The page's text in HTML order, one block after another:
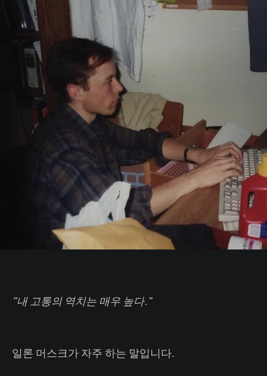
"내 고통의 역치는 매우 높다."
일론 머스크가 자주 하는 말입니다.